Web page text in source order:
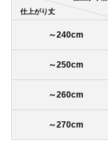
仕上がり丈
～240cm
～250cm
～260cm
～270cm